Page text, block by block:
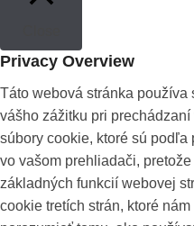
Privacy Overview
Táto webová stránka
vášho zážitku pri
súbory cookie, ktoré sú
vo vašom prehliadači,
základných funkcií webovej
cookie tretích strán, ktoré